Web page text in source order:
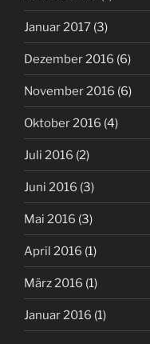
Januar 2017 (3)
Dezember 2016 (6)
November 2016 (6)
Oktober 2016 (4)
Juli 2016 (2)
Juni 2016 (3)
Mai 2016 (3)
April 2016 (1)
März 2016 (1)
Januar 2016 (1)